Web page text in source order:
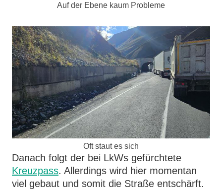
Auf der Ebene kaum Probleme
Oft staut es sich
Danach folgt der bei LkWs gefürchtete
Kreuzpass. Allerdings wird hier momentan
viel gebaut und somit die Straße entschärft.